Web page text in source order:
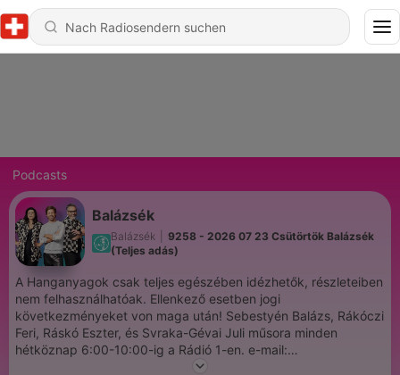
Podcasts
Balázsék
Balázsék
9258 - 2026 07 23 Csütörtök Balázsék
(Teljes adás)
A Hanganyagok csak teljes egészében idézhetők, részleteiben
nem felhasználhatóak. Ellenkező esetben jogi
következményeket von maga után! Sebestyén Balázs, Rákóczi
Feri, Ráskó Eszter, és Svraka-Gévai Juli műsora minden
hétköznap 6:00-10:00-ig a Rádió 1-en. e-mail:
balazsek@radio1.hu SMS/tel./Viber:+36203111111